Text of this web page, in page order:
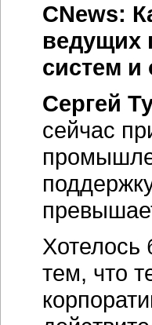
CNews:
ведущих
систем
Сергей
сейчас
Хотелось
тем, что